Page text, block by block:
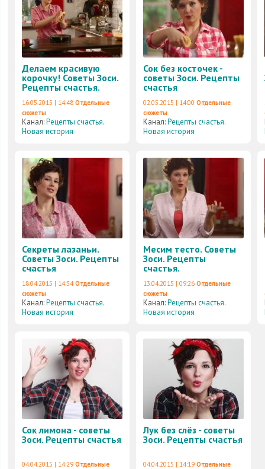
Делаем красивую
корочку! Советы Зоси.
Рецепты счастья.
16.05.2015 | 14:48 Отдельные
сюжеты
Канал:Рецепты счастья.
Новая история
Сок без косточек -
советы Зоси. Рецепты
счастья
02.05.2015 | 14:00 Отдельные
сюжеты
Канал:Рецепты счастья.
Новая история
Секреты лазаньи.
Советы Зоси. Рецепты
счастья
18.04.2015 | 14:34 Отдельные
сюжеты
Канал:Рецепты счастья.
Новая история
Месим тесто. Советы
Зоси. Рецепты
счастья.
13.04.2015 | 09:26 Отдельные
сюжеты
Канал:Рецепты счастья.
Новая история
Сок лимона - советы
Зоси. Рецепты счастья
04.04.2015 | 14:29 Отдельные
Лук без слёз - советы
Зоси. Рецепты счастья
04.04.2015 | 14:19 Отдельные